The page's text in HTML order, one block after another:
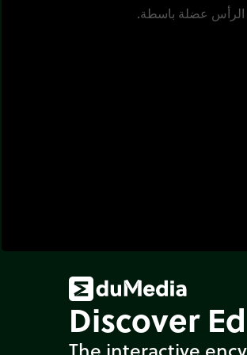
الرأس عضلة باسطة.
Discover